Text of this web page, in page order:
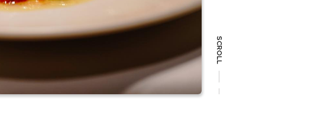
SCROLL